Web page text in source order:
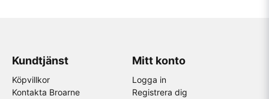
Kundtjänst
Köpvillkor
Kontakta Broarne
Mitt konto
Logga in
Registrera dig